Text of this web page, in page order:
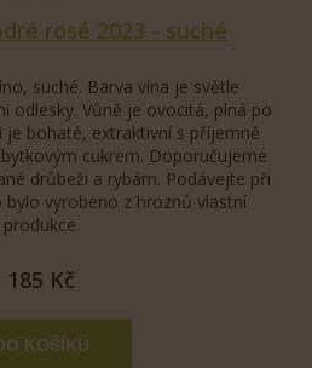
rosé 2023 - suché
suché. Barva vína je světle
odlesky. Vůně je ovocitá, plná po
je bohaté, extraktivní s příjemně
cukrem. Doporučujeme
drůbeži a rybám. Podávejte při
bylo vyrobeno z hroznů vlastní
produkce.
185 Kč